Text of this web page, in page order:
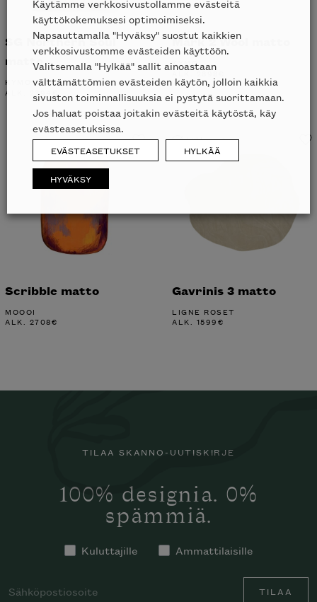
SG Northern Soul
matto
KYMO
ALK. 2394
Mark 2 Wool matto
KYMO
ALK.2898
Scribble matto
MOOOI
ALK. 2708€
Liikkeessä
Gavrinis 3 matto
LIGNE ROSET
ALK. 1599€
TILAA SKANNO-UUTISKIRJE
100% designia. 0%
spämmiä.
Kuluttajille Ammattilaisille
TILAA
käyttökokemuksesi optimoimiseksi.
Napsauttamalla "Hyväksy" suostut kaikkien
verkkosivustomme evästeiden käyttöön.
Valitsemalla "Hylkää" sallit ainoastaan
välttämättömien evästeiden käytön, jolloin kaikkia
sivuston toiminnallisuuksia ei pystytä suorittamaan.
Jos haluat poistaa joitakin evästeitä käytöstä, käy
evästeasetuksissa.
EVÄSTEASETUKSET HYLKÄÄ
HYVÄKSY